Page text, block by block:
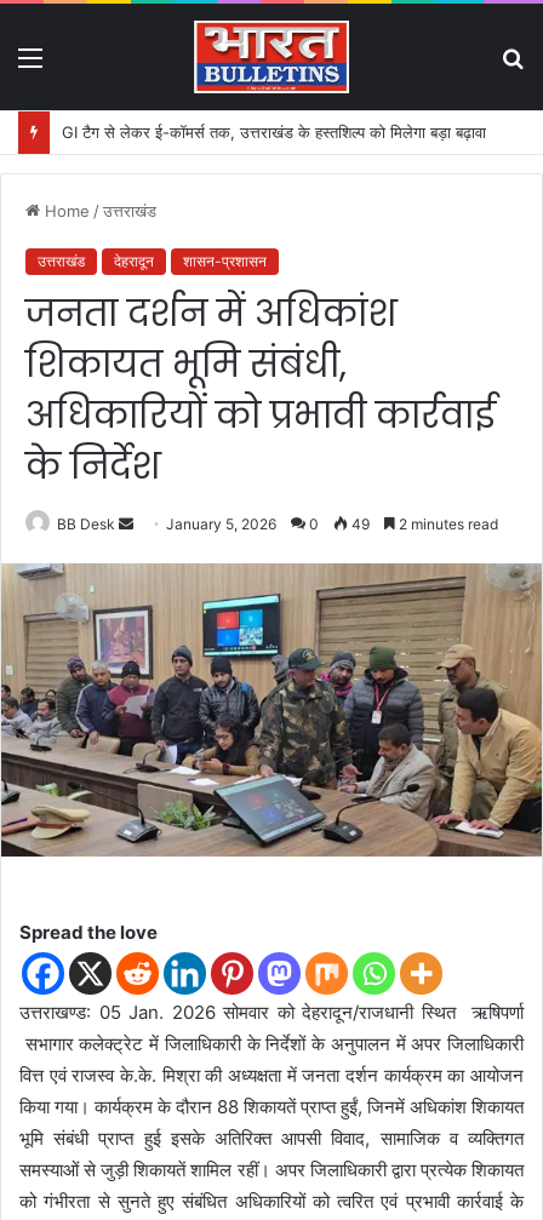
GI टैग से लेकर ई-कॉमर्स तक, उत्तराखंड के हस्तशिल्प को मिलेगा बड़ा बढ़ावा
Home /उत्तराखंड
उत्तराखंड देहरादून शासन-प्रशासन
जनता दर्शन में अधिकांश
शिकायत भूमि संबंधी,
अधिकारियों को प्रभावी कार्रवाई
के निर्देश
BB Desk
d
a
n
e
a
i
l
January 5, 2026 0 49 2 minutes read
Spread the love
उत्तराखण्ड: 05 Jan. 2026 सोमवार को देहरादून/राजधानी स्थित ऋषिपर्णा
सभागार कलेक्ट्रेट में जिलाधिकारी के निर्देशों के अनुपालन में अपर जिलाधिकारी
वित्त एवं राजस्व के.के. मिश्रा की अध्यक्षता में जनता दर्शन कार्यक्रम का आयोजन
किया गया। कार्यक्रम के दौरान 88 शिकायतें प्राप्त हुईं, जिनमें अधिकांश शिकायत
भूमि संबंधी प्राप्त हुई इसके अतिरिक्त आपसी विवाद, सामाजिक व व्यक्तिगत
समस्याओं से जुड़ी शिकायतें शामिल रहीं। अपर जिलाधिकारी द्वारा प्रत्येक शिकायत
को गंभीरता से सुनते हुए संबंधित अधिकारियों को त्वरित एवं प्रभावी कार्रवाई के